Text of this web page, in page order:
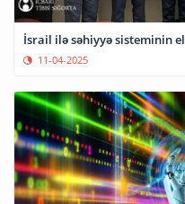
İsrail ilə səhiyyə sisteminin
11-04-2025